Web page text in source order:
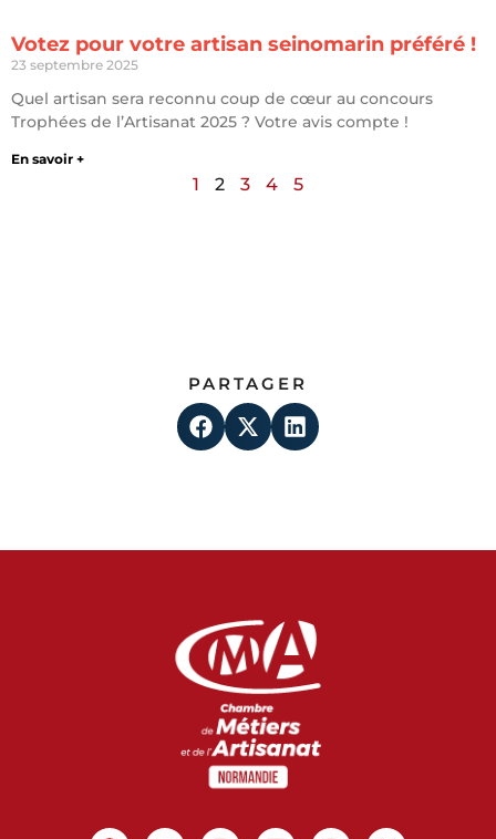
Votez pour votre artisan seinomarin préféré !
23 septembre 2025
Quel artisan sera reconnu coup de cœur au concours
Trophées de l’Artisanat 2025 ? Votre avis compte !
En savoir +
1 2 3 4 5
PARTAGER